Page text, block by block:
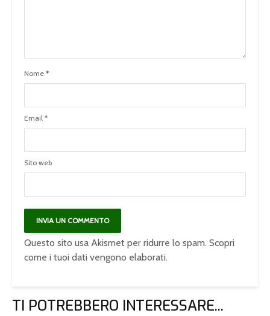
Nome *
Email *
Sito web
Questo sito usa Akismet per ridurre lo spam. Scopri
come i tuoi dati vengono elaborati.
TI POTREBBERO INTERESSARE...